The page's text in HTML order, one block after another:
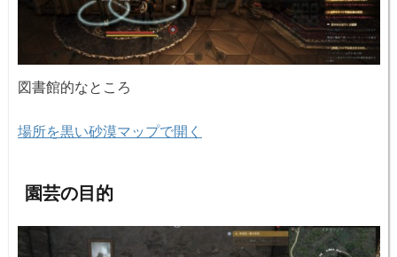
図書館的なところ
場所を黒い砂漠マップで開く
園芸の目的